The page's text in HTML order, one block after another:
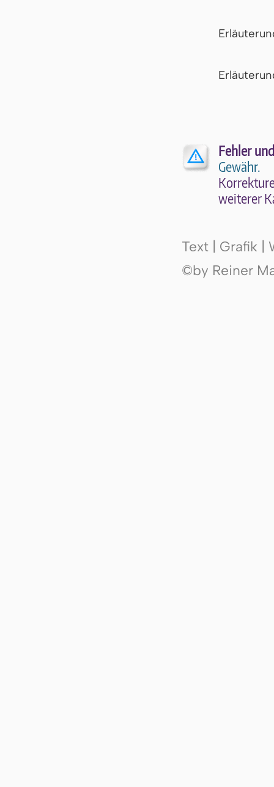
Fehler
Gewähr.
wei­te­rer
Text | Grafik |
©by Reiner